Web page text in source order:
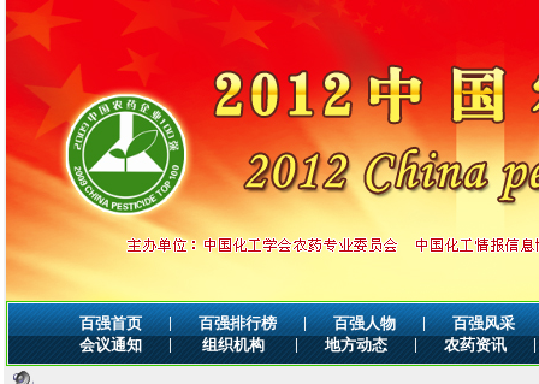
百强首页 | 百强排行榜 | 百强人物 |
百强风采
会议通知
| 组织机构 | 地方动态 | 农药资讯 |